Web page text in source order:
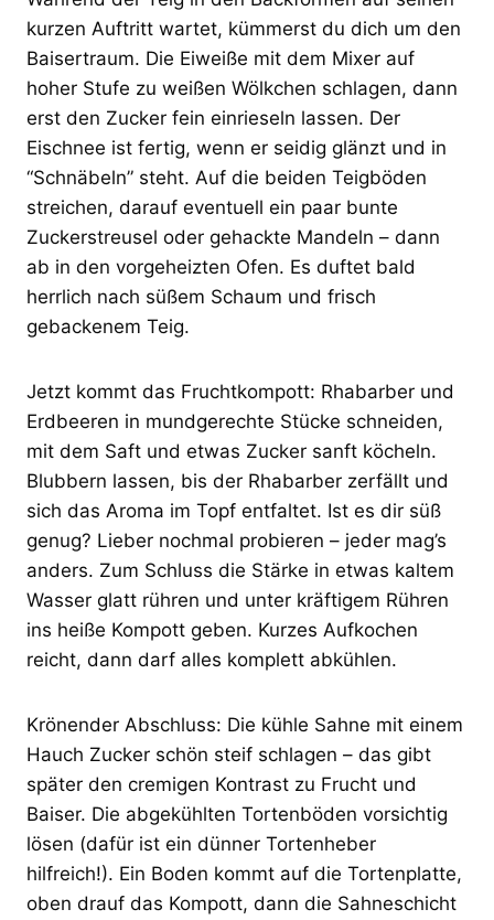
kurzen Auftritt wartet, kümmerst du dich um den
Baisertraum. Die Eiweiße mit dem Mixer auf
hoher Stufe zu weißen Wölkchen schlagen, dann
erst den Zucker fein einrieseln lassen. Der
Eischnee ist fertig, wenn er seidig glänzt und in
“Schnäbeln” steht. Auf die beiden Teigböden
streichen, darauf eventuell ein paar bunte
Zuckerstreusel oder gehackte Mandeln – dann
ab in den vorgeheizten Ofen. Es duftet bald
herrlich nach süßem Schaum und frisch
gebackenem Teig.
Jetzt kommt das Fruchtkompott: Rhabarber und
Erdbeeren in mundgerechte Stücke schneiden,
mit dem Saft und etwas Zucker sanft köcheln.
Blubbern lassen, bis der Rhabarber zerfällt und
sich das Aroma im Topf entfaltet. Ist es dir süß
genug? Lieber nochmal probieren – jeder mag’s
anders. Zum Schluss die Stärke in etwas kaltem
Wasser glatt rühren und unter kräftigem Rühren
ins heiße Kompott geben. Kurzes Aufkochen
reicht, dann darf alles komplett abkühlen.
Krönender Abschluss: Die kühle Sahne mit einem
Hauch Zucker schön steif schlagen – das gibt
später den cremigen Kontrast zu Frucht und
Baiser. Die abgekühlten Tortenböden vorsichtig
lösen (dafür ist ein dünner Tortenheber
hilfreich!). Ein Boden kommt auf die Tortenplatte,
oben drauf das Kompott, dann die Sahneschicht